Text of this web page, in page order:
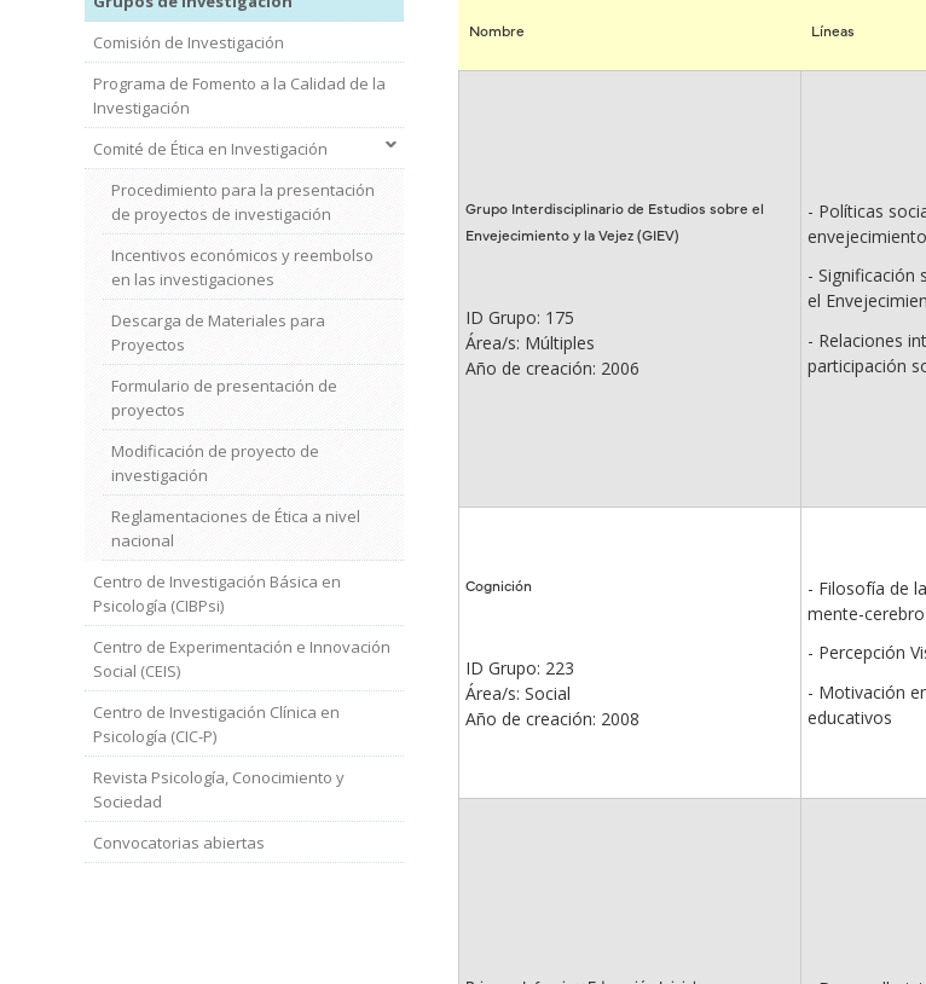
Comisión de Investigación
Programa de Fomento a la Calidad de la
Investigación
Comité de Ética en Investigación
Procedimiento para la presentación
de proyectos de investigación
Incentivos económicos y reembolso
en las investigaciones
Descarga de Materiales para
Proyectos
Formulario de presentación de
proyectos
Modificación de proyecto de
investigación
Reglamentaciones de Ética a nivel
nacional
Centro de Investigación Básica en
Psicología (CIBPsi)
Centro de Experimentación e Innovación
Social (CEIS)
Centro de Investigación Clínica en
Psicología (CIC-P)
Revista Psicología, Conocimiento y
Sociedad
Convocatorias abiertas
Nombre Líneas
Grupo Interdisciplinario de Estudios sobre el
Envejecimiento y la Vejez (GIEV)
ID Grupo: 175
Área/s: Múltiples
Año de creación: 2006
- Políticas
envejecimiento
- Significación
el
- Relaciones
participación
Cognición
ID Grupo: 223
Área/s: Social
Año de creación: 2008
- Filosofía de
mente-
- Percepción
- Motivación
educativos